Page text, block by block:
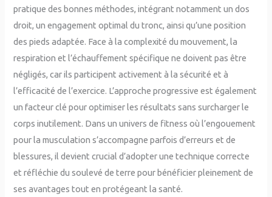
pratique des bonnes méthodes, intégrant notamment un dos
droit, un engagement optimal du tronc, ainsi qu’une position
des pieds adaptée. Face à la complexité du mouvement, la
respiration et l’échauffement spécifique ne doivent pas être
négligés, car ils participent activement à la sécurité et à
l’efficacité de l’exercice. L’approche progressive est également
un facteur clé pour optimiser les résultats sans surcharger le
corps inutilement. Dans un univers de fitness où l’engouement
pour la musculation s’accompagne parfois d’erreurs et de
blessures, il devient crucial d’adopter une technique correcte
et réfléchie du soulevé de terre pour bénéficier pleinement de
ses avantages tout en protégeant la santé.